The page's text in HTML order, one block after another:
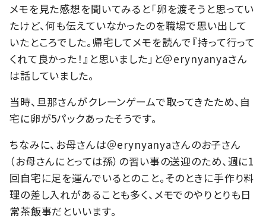
メモを見た感想を聞いてみると「卵を渡そうと思ってい
たけど、何も伝えていなかったのを職場で思い出して
いたところでした。帰宅してメモを読んで『持って行って
くれて良かった！』と思いました」と＠erynyanyaさん
は話していました。
当時、旦那さんがクレーンゲームで取ってきたため、自
宅に卵が5パックあったそうです。
ちなみに、お母さんは＠erynyanyaさんのお子さん
（お母さんにとっては孫）の習い事の送迎のため、週に1
回自宅に足を運んでいるとのこと。そのときに手作り料
理の差し入れがあることも多く、メモでのやりとりも日
常茶飯事だといいます。